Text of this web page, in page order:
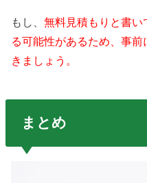
もし、無料見積もりと書
る可能性があるため、事
きましょう。
まとめ